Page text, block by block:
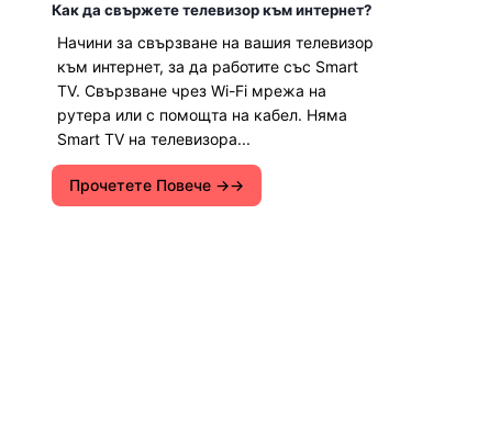
Как да свържете телевизор към интернет?
Начини за свързване на вашия телевизор
към интернет, за да работите със Smart
TV. Свързване чрез Wi-Fi мрежа на
рутера или с помощта на кабел. Няма
Smart TV на телевизора...
Прочетете Повече →